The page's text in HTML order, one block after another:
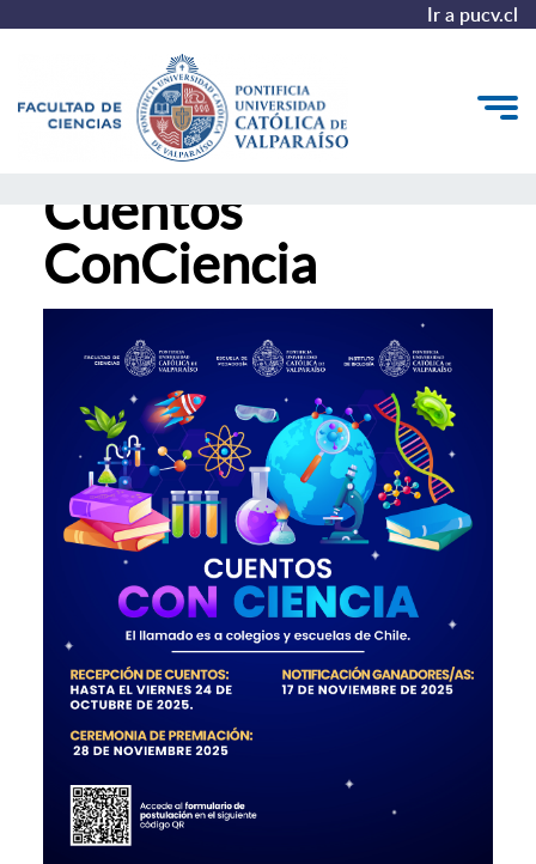
Ir a pucv.cl
Estudiantes
Postgrado y Formación Continua
Vinculación con el Medio
Admisión
Cuentos
ConCiencia